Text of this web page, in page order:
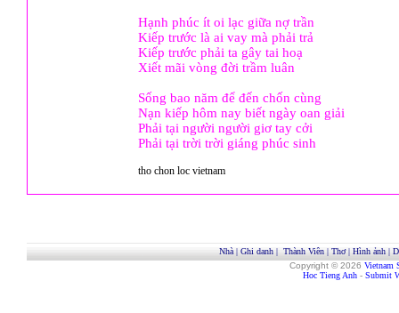
Hạnh phúc ít oi lạc giữa nợ trần
Kiếp trước là ai vay mà phải trả
Kiếp trước phải ta gây tai hoạ
Xiết mãi vòng đời trầm luân
Sống bao năm để đến chốn cùng
Nạn kiếp hôm nay biết ngày oan giải
Phải tại người người giơ tay cởi
Phải tại trời trời giáng phúc sinh
tho chon loc vietnam
Nhà| Ghi danh| Thành Viên| Thơ| Hình ảnh|
Copyright © 2026 Vietnam
Hoc Tieng Anh - Submit